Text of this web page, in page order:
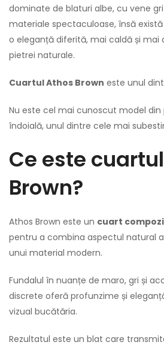
dominate de blaturi albe, cu vene gri
materiale spectaculoase, însă
o eleganță diferită, mai caldă și mai
pietrei naturale.
Cuartul Athos Brown este unul
Nu este cel mai cunoscut model din
îndoială, unul dintre cele mai
Ce este
Brown?
Athos Brown este un cuart
pentru a combina aspectul natural
unui material modern.
Fundalul în nuanțe de maro, gri și
discrete oferă profunzime și
vizual bucătăria.
Rezultatul este un blat care